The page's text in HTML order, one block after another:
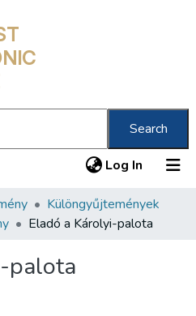
Search
Log In (current)
Különgyűjtemények
Eladó a Károlyi-palota
palota